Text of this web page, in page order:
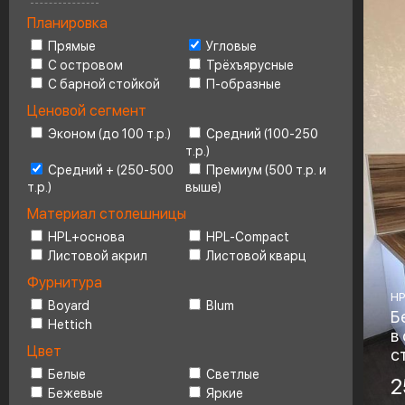
Ценовой сегмент
Планировка
Прямые
Угловые
С островом
Трёхъярусные
С барной стойкой
П-образные
Ценовой сегмент
Эконом (до 100 т.р.)
Средний (100-250
т.р.)
Средний + (250-500
т.р.)
Премиум (500 т.р. и
выше)
Материал столешницы
HPL+основа
HPL-Compact
Листовой акрил
Листовой кварц
Фурнитура
Boyard
Blum
Hettich
Цвет
Белые
Светлые
Бежевые
Яркие
в